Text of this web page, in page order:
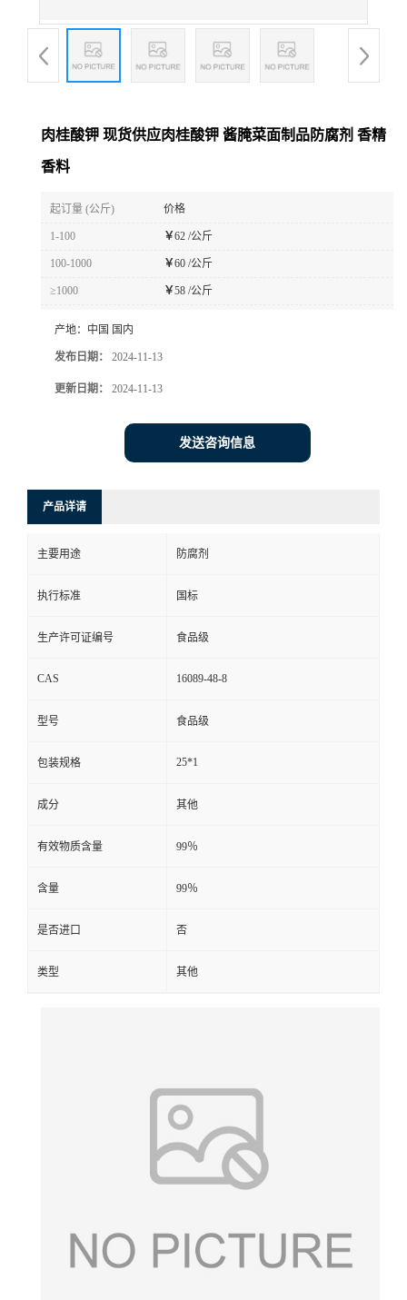
肉桂酸钾 现货供应肉桂酸钾 酱腌菜面制品防腐剂 香精
香料
起订量 (公斤) 价格
1-100 ￥62 /公斤
100-1000 ￥60 /公斤
≥1000 ￥58 /公斤
产地： 中国 国内
发布日期： 2024-11-13
更新日期： 2024-11-13
发送咨询信息
产品详请
主要用途 防腐剂
执行标准 国标
生产许可证编号 食品级
CAS 16089-48-8
型号 食品级
包装规格 25*1
成分 其他
有效物质含量 99％
含量 99％
是否进口 否
类型 其他